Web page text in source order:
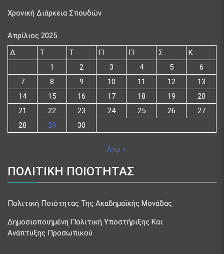
Χρονική Διάρκεια Σπουδών
Απρίλιος 2025
Δ
Τ Τ Π Π Σ
Κ
1
2 3 4 5
6
7
8 9 10 11 12
13
14
15 16 17 18 19
20
21
22 23 24 25 26
27
28
29 30
Απρ »
ΠΟΛΙΤΙΚΗ ΠΟΙΟΤΗΤΑΣ
Πολιτική Ποιότητας Της Ακαδημαϊκής Μονάδας
Δημοσιοποιημένη Πολιτική Υποστήριξης Και
Ανάπτυξης Προσωπικού